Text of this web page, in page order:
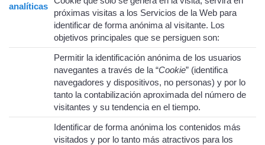
analíticas
próximas visitas a los Servicios de la Web para
identificar de forma anónima al visitante. Los
objetivos principales que se persiguen son:
Permitir la identificación anónima de los usuarios
navegantes a través de la “Cookie” (identifica
navegadores y dispositivos, no personas) y por lo
tanto la contabilización aproximada del número de
visitantes y su tendencia en el tiempo.
Identificar de forma anónima los contenidos más
visitados y por lo tanto más atractivos para los